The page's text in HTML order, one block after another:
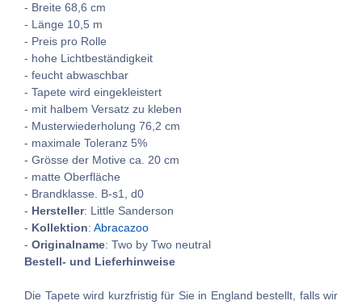
- Breite 68,6 cm
- Länge 10,5 m
- Preis pro Rolle
- hohe Lichtbeständigkeit
- feucht abwaschbar
- Tapete wird eingekleistert
- mit halbem Versatz zu kleben
- Musterwiederholung 76,2 cm
- maximale Toleranz 5%
- Grösse der Motive ca. 20 cm
- matte Oberfläche
- Brandklasse. B-s1, d0
- Hersteller: Little Sanderson
- Kollektion: Abracazoo
- Originalname: Two by Two neutral
Bestell- und Lieferhinweise
Die Tapete wird kurzfristig für Sie in England bestellt, falls wir